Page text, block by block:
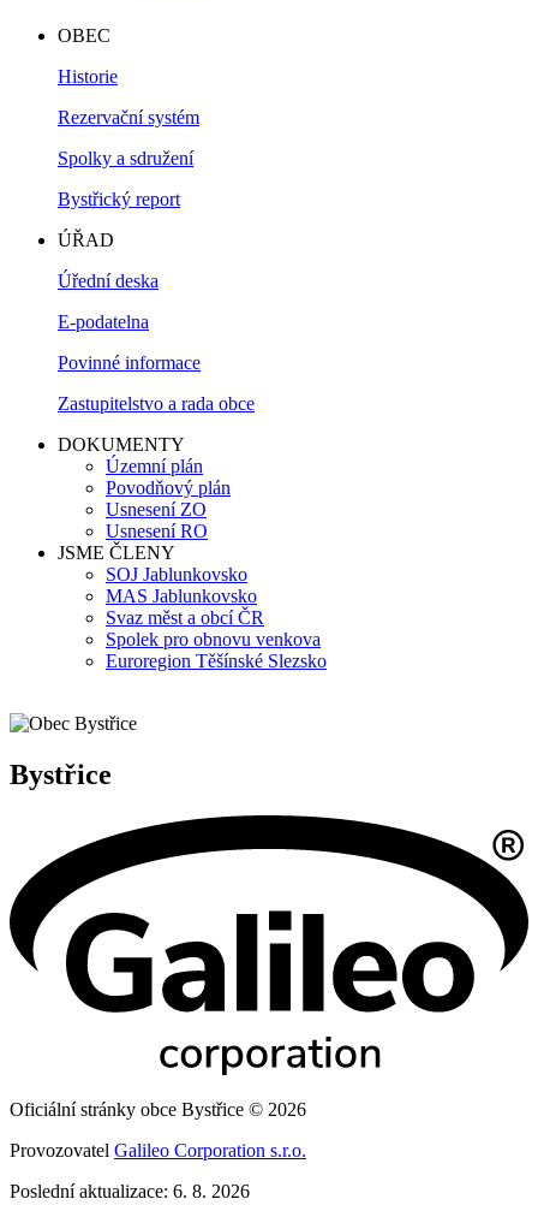
OBEC
Historie
Rezervační systém
Spolky a sdružení
Bystřický report
ÚŘAD
Úřední deska
E-podatelna
Povinné informace
Zastupitelstvo a rada obce
DOKUMENTY
Územní plán
Povodňový plán
Usnesení ZO
Usnesení RO
JSME ČLENY
SOJ Jablunkovsko
MAS Jablunkovsko
Svaz měst a obcí ČR
Spolek pro obnovu venkova
Euroregion Těšínské Slezsko
Bystřice
Oficiální stránky obce Bystřice © 2026
Provozovatel Galileo Corporation s.r.o.
Poslední aktualizace: 6. 8. 2026